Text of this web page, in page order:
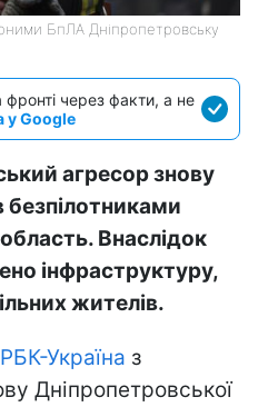
БпЛА Дніпропетровську
фронті через факти, а не
у Google
агресор знову
Внаслідок
інфраструктуру,
жителів.
РБК-Україна з
Дніпропетровської